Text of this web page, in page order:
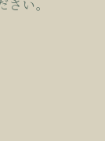
い。